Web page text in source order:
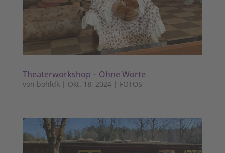
Theaterworkshop – Ohne Worte
von bohldk| Okt. 18, 2024| FOTOS